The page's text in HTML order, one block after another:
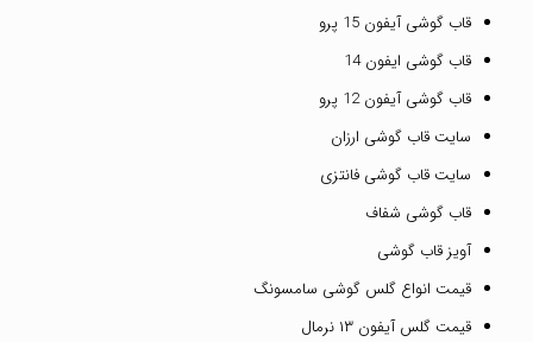
قاب گوشی آیفون 15 پرو
قاب گوشی ایفون 14
قاب گوشی آیفون 12 پرو
سایت قاب گوشی ارزان
سایت قاب گوشی فانتزی
قاب گوشی شفاف
آویز قاب گوشی
قیمت انواع گلس گوشی سامسونگ
قیمت گلس آیفون ۱۳ نرمال